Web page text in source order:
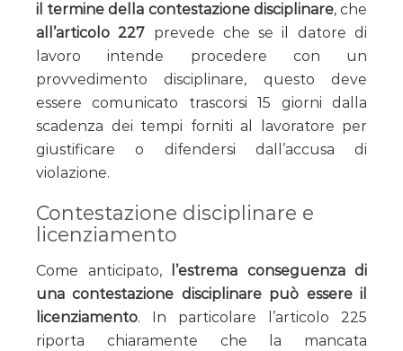
il termine della contestazione disciplinare, che
all’articolo 227 prevede che se il datore di
lavoro intende procedere con un
provvedimento disciplinare, questo deve
essere comunicato trascorsi 15 giorni dalla
scadenza dei tempi forniti al lavoratore per
giustificare o difendersi dall’accusa di
violazione.
Contestazione disciplinare e
licenziamento
Come anticipato,
l’estrema conseguenza di
una contestazione disciplinare può essere il
licenziamento. In particolare l’articolo 225
riporta chiaramente che la mancata